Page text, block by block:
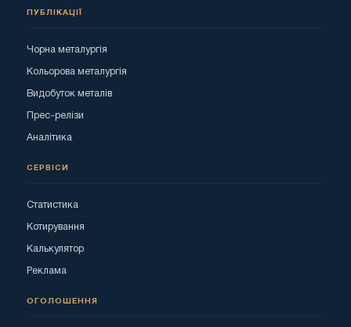
ПУБЛІКАЦІЇ
Чорна металургія
Кольорова металургія
Видобуток металів
Прес-релізи
Аналітика
СЕРВІСИ
Статистика
Котирування
Калькулятор
Реклама
ОГОЛОШЕННЯ